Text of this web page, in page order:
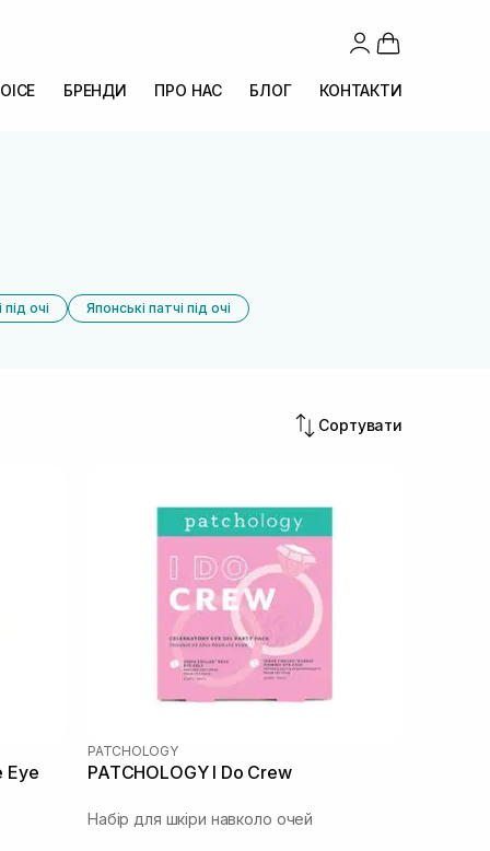
БРЕНДИ ПРО НАС БЛОГ КОНТАКТИ
очі Японські патчі під очі
Сортувати
Eye
PATCHOLOGY
PATCHOLOGY I Do Crew
Набір для шкіри навколо очей